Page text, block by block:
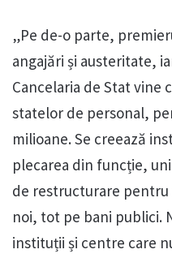
„Pe de-o parte,
angajări și austeritate,
Cancelaria de Stat vine
statelor de personal,
milioane. Se creează
plecarea din funcție,
de restructurare
noi, tot pe bani publici.
instituții și centre care